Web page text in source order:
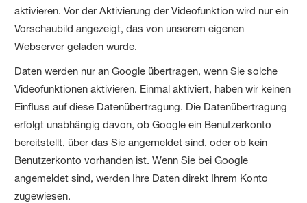
aktivieren. Vor der Aktivierung der Videofunktion wird nur ein
Vorschaubild angezeigt, das von unserem eigenen
Webserver geladen wurde.
Daten werden nur an Google übertragen, wenn Sie solche
Videofunktionen aktivieren. Einmal aktiviert, haben wir keinen
Einfluss auf diese Datenübertragung. Die Datenübertragung
erfolgt unabhängig davon, ob Google ein Benutzerkonto
bereitstellt, über das Sie angemeldet sind, oder ob kein
Benutzerkonto vorhanden ist. Wenn Sie bei Google
angemeldet sind, werden Ihre Daten direkt Ihrem Konto
zugewiesen.